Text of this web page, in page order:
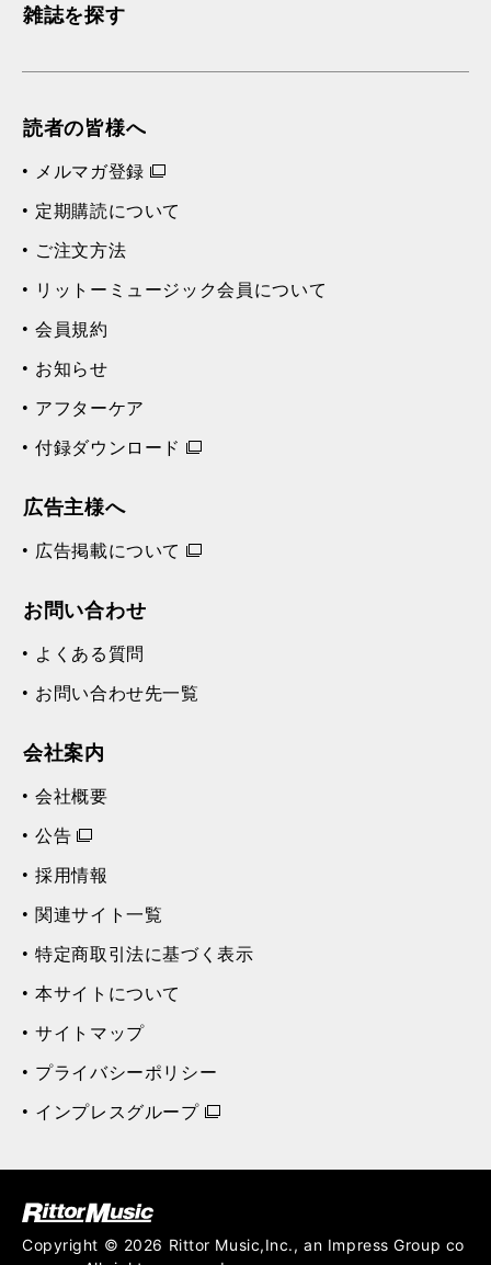
雑誌を探す
読者の皆様へ
メルマガ登録
定期購読について
ご注文方法
リットーミュージック会員について
会員規約
お知らせ
アフターケア
付録ダウンロード
広告主様へ
広告掲載について
お問い合わせ
よくある質問
お問い合わせ先一覧
会社案内
会社概要
公告
採用情報
関連サイト一覧
特定商取引法に基づく表示
本サイトについて
サイトマップ
プライバシーポリシー
インプレスグループ
ジック (Rittor Musi
Copyright © 2026 Rittor Music,Inc., an Impress Group co